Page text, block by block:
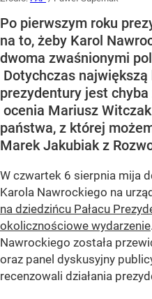
Po pierwszym roku
na to, żeby Karol
dwoma zwaśnionymi
Dotychczas
prezydentury jest
ocenia Mariusz
państwa, z której
Marek Jakubiak z
W czwartek 6 sierpnia mija
Karola Nawrockiego na
na dziedzińcu Pałacu
okolicznościowe wydarzenie
Nawrockiego została
oraz panel dyskusyjny
recenzowali działania